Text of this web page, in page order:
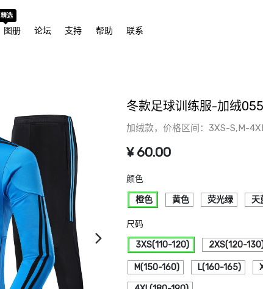
图册
精选
论坛 支持 帮助 联系
冬款足球训练服-加绒
加绒款，价格区间：3XS-S,M-
¥ 60.00
颜色
橙色
黄色 荧光绿 天
尺码
3XS(110-120)
2XS(120-
M(150-160) L(160-165)